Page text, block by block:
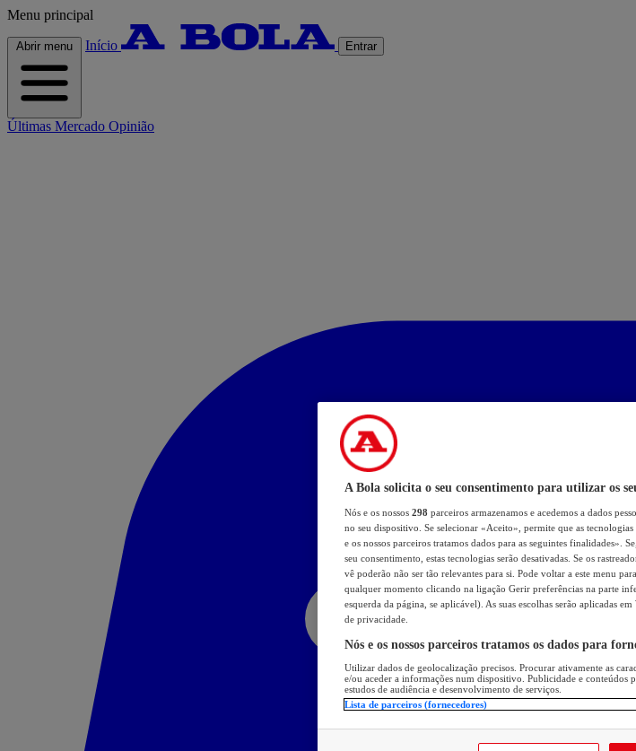
Menu principal
Abrir menu Início Entrar
Últimas Mercado Opinião
A Bola solicita o seu consentimento para utilizar os
Nós e os nossos 298 parceiros armazenamos e acedemos a dados
no seu dispositivo. Se selecionar «Aceito», permite que as
e os nossos parceiros tratamos dados para as seguintes finalidades».
seu consentimento, estas tecnologias serão desativadas. Se os
vê poderão não ser tão relevantes para si. Pode voltar a este menu
qualquer momento clicando na ligação Gerir preferências na parte
esquerda da página, se aplicável). As suas escolhas serão aplicadas
de privacidade.
Nós e os nossos parceiros tratamos os dados para
Utilizar dados de geolocalização precisos. Procurar ativamente as
e/ou aceder a informações num dispositivo. Publicidade e conteúdos
estudos de audiência e desenvolvimento de serviços.
Lista de parceiros (fornecedores)